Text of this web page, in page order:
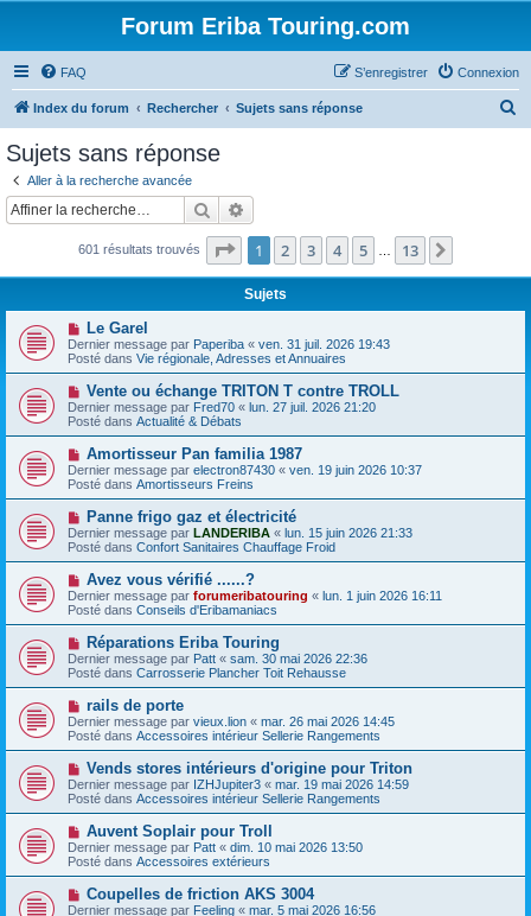
Forum Eriba Touring.com
FAQ Connexion
S’enregistrer
Index du forum Rechercher Sujets sans réponse
c
Sujets sans réponse
Aller à la recherche avancée
Rechercher
601 résultats trouvés Page 1sur13
1 2 3 4 5 13
Sujets
N
o
u
v
e
u
m
e
s
s
a
g
e
Le Garel
Dernier message par Paperiba « ven. 31 juil. 2026 19:43
Posté dans Vie régionale, Adresses et Annuaires
N
o
u
v
a
u
m
e
s
a
g
Vente ou échange TRITON T contre TROLL
Dernier message par Fred70 « lun. 27 juil. 2026 21:20
Posté dans Actualité & Débats
N
o
u
v
e
a
u
m
e
s
s
a
g
e
Amortisseur Pan familia 1987
Dernier message par electron87430 « ven. 19 juin 2026 10:37
Posté dans Amortisseurs Freins
N
o
u
v
a
u
m
e
s
a
g
Panne frigo gaz et électricité
Dernier message par LANDERIBA « lun. 15 juin 2026 21:33
Posté dans Confort Sanitaires Chauffage Froid
N
o
u
v
e
a
u
m
e
s
s
a
g
e
Avez vous vérifié ......?
Dernier message par forumeribatouring « lun. 1 juin 2026 16:11
Posté dans Conseils d'Eribamaniacs
N
o
u
v
a
u
m
e
s
s
a
g
Réparations Eriba Touring
Dernier message par Patt « sam. 30 mai 2026 22:36
Posté dans Carrosserie Plancher Toit Rehausse
N
o
u
v
e
u
m
e
s
s
a
g
e
rails de porte
Dernier message par vieux.lion « mar. 26 mai 2026 14:45
Posté dans Accessoires intérieur Sellerie Rangements
N
o
u
v
a
u
m
e
s
s
Vends stores intérieurs d'origine pour Triton
Dernier message par IZHJupiter3 « mar. 19 mai 2026 14:59
Posté dans Accessoires intérieur Sellerie Rangements
N
o
u
v
a
u
Auvent Soplair pour Troll
Dernier message par Patt « dim. 10 mai 2026 13:50
Posté dans Accessoires extérieurs
N
o
Coupelles de friction AKS 3004
Dernier message par Feeling « mar. 5 mai 2026 16:56